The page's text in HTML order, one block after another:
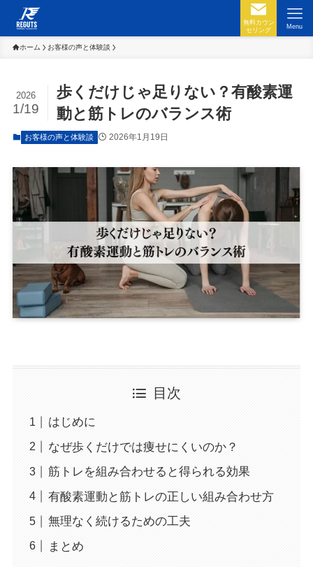
無料カウン
セリング
Menu
ホーム お客様の声と体験談
歩くだけじゃ足りない？有酸素運
動と筋トレのバランス術
2026
1/19
お客様の声と体験談 2026年1月19日
目次
はじめに
なぜ歩くだけでは痩せにくいのか？
筋トレを組み合わせると得られる効果
有酸素運動と筋トレの正しい組み合わせ方
無理なく続けるための工夫
まとめ